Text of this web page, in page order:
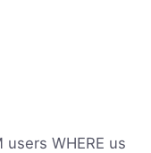
users WHERE us